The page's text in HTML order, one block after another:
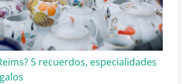
5 recuerdos, especialidades